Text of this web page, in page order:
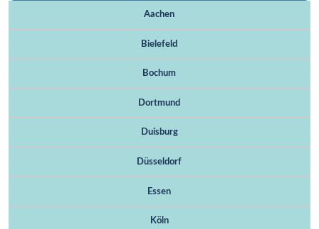
Aachen
Bielefeld
Bochum
Dortmund
Duisburg
Düsseldorf
Essen
Köln